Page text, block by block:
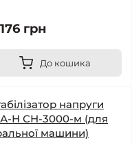
грн
До кошика
напруги
Н СН-3000-м (для
машини)